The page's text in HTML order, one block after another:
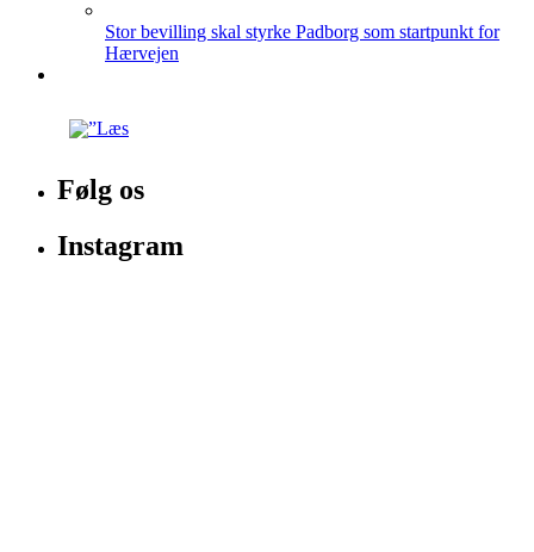
Stor bevilling skal styrke Padborg som startpunkt for
Hærvejen
Følg os
Instagram